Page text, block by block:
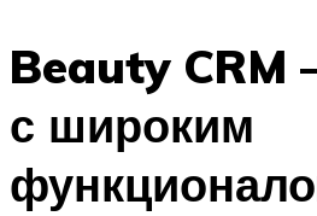
Beauty CRM
с широким